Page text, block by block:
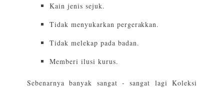
Kain jenis sejuk.
Tidak menyukarkan pergerakkan.
Tidak melekap pada badan.
Memberi ilusi kurus.
Sebenarnya banyak sangat - sangat lagi Koleksi